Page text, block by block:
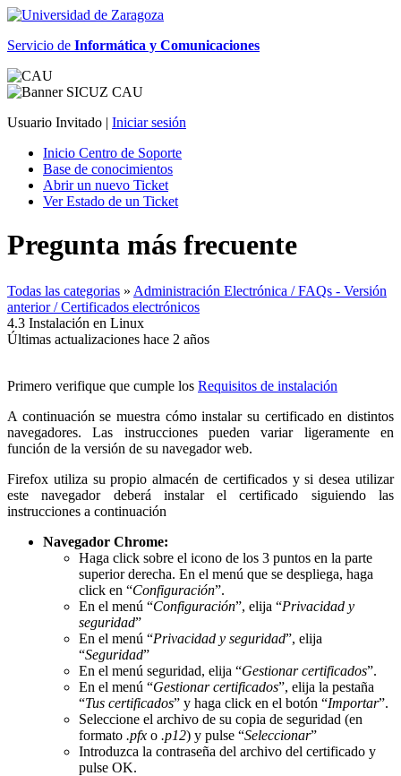
Servicio de Informática y Comunicaciones
Usuario Invitado | Iniciar sesión
Inicio Centro de Soporte
Base de conocimientos
Abrir un nuevo Ticket
Ver Estado de un Ticket
Pregunta más frecuente
Todas las categorias » Administración Electrónica / FAQs - Versión
anterior / Certificados electrónicos
4.3 Instalación en Linux
Últimas actualizaciones hace 2 años
Primero verifique que cumple los Requisitos de instalación
A continuación se muestra cómo instalar su certificado en distintos
navegadores. Las instrucciones pueden variar ligeramente en
función de la versión de su navegador web.
Firefox utiliza su propio almacén de certificados y si desea utilizar
este navegador deberá instalar el certificado siguiendo las
instrucciones a continuación
Navegador Chrome:
Haga click sobre el icono de los 3 puntos en la parte
superior derecha. En el menú que se despliega, haga
click en “Configuración”.
En el menú “Configuración”, elija “Privacidad y
seguridad”
En el menú “Privacidad y seguridad”, elija
“Seguridad”
En el menú seguridad, elija “Gestionar certificados”.
En el menú “Gestionar certificados”, elija la pestaña
“Tus certificados” y haga click en el botón “Importar”.
Seleccione el archivo de su copia de seguridad (en
formato .pfx o .p12) y pulse “Seleccionar”
Introduzca la contraseña del archivo del certificado y
pulse OK.